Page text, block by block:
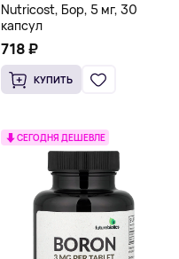
Nutricost, Бор, 5 мг, 30
капсул
718 ₽
КУПИТЬ
СЕГОДНЯ ДЕШЕВЛЕ